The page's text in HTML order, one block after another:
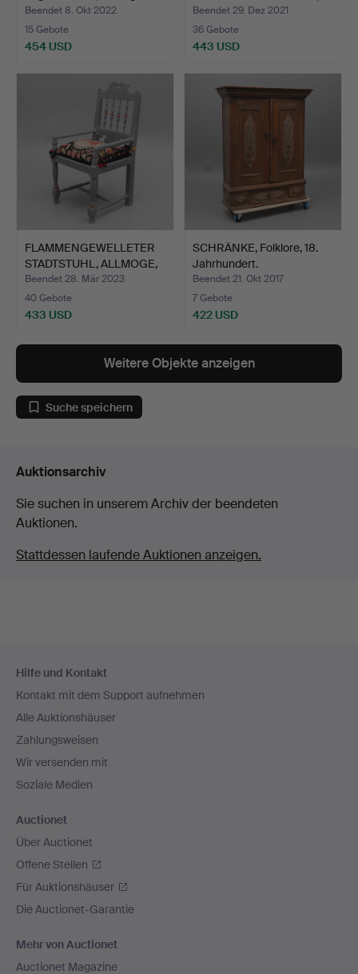
Beendet 8. Okt 2022
15 Gebote
454 USD
WANDREGAL,…
Beendet 29. Dez 2021
36 Gebote
443 USD
FLAMMENGEWELLETER
STADTSTUHL, ALLMOGE,
SKÅ…
Beendet 28. Mär 2023
40 Gebote
433 USD
SCHRÄNKE, Folklore, 18.
Jahrhundert.
Beendet 21. Okt 2017
7 Gebote
422 USD
Weitere Objekte anzeigen
Suche speichern
Auktionsarchiv
Sie suchen in unserem Archiv der beendeten
Auktionen.
Stattdessen laufende Auktionen anzeigen.
Navigation
Hilfe und Kontakt
Kontakt mit dem Support aufnehmen
Alle Auktionshäuser
Zahlungsweisen
Wir versenden mit
Soziale Medien
Auctionet
Über Auctionet
Offene Stellen
Für Auktionshäuser
Die Auctionet-Garantie
Mehr von Auctionet
Auctionet Magazine